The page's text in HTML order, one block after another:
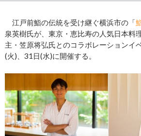
江戸前鮨の伝統を受け継ぐ横浜市の「
泉英樹氏が、東京・恵比寿の人気日本料
主・笠原将弘氏とのコラボレーションイ
(火)、31日(水)に開催する。